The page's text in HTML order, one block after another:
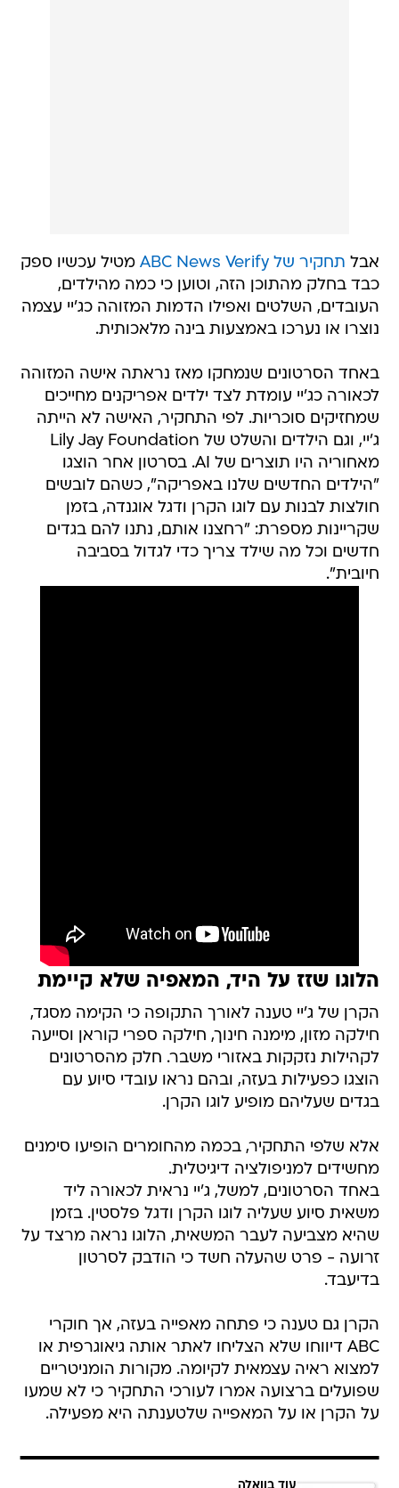
אבל תחקיר של ABC News Verify
מטיל עכשיו ספק
כבד בחלק מהתוכן הזה, וטוען כי כמה מהילדים,
העובדים, השלטים ואפילו הדמות המזוהה כג'יי עצמה
נוצרו או נערכו באמצעות בינה מלאכותית.
באחד הסרטונים שנמחקו מאז נראתה אישה המזוהה
לכאורה כג'יי עומדת לצד ילדים אפריקנים מחייכים
שמחזיקים סוכריות. לפי התחקיר, האישה לא הייתה
ג'יי, וגם הילדים והשלט של Lily Jay Foundation
מאחוריה היו תוצרים של AI. בסרטון אחר הוצגו
"הילדים החדשים שלנו באפריקה", כשהם לובשים
חולצות לבנות עם לוגו הקרן ודגל אוגנדה, בזמן
שקריינות מספרת: "רחצנו אותם, נתנו להם בגדים
חדשים וכל מה שילד צריך כדי לגדול בסביבה
חיובית".
הלוגו שזז על היד, המאפיה שלא קיימת
הקרן של ג'יי טענה לאורך התקופה כי הקימה מסגד,
חילקה מזון, מימנה חינוך, חילקה ספרי קוראן וסייעה
לקהילות נזקקות באזורי משבר. חלק מהסרטונים
הוצגו כפעילות בעזה, ובהם נראו עובדי סיוע עם
בגדים שעליהם מופיע לוגו הקרן.
אלא שלפי התחקיר, בכמה מהחומרים הופיעו סימנים
מחשידים למניפולציה דיגיטלית.
באחד הסרטונים, למשל, ג'יי נראית לכאורה ליד
משאית סיוע שעליה לוגו הקרן ודגל פלסטין. בזמן
שהיא מצביעה לעבר המשאית, הלוגו נראה מרצד על
זרועה - פרט שהעלה חשד כי הודבק לסרטון
בדיעבד.
הקרן גם טענה כי פתחה מאפייה בעזה, אך חוקרי
ABC דיווחו שלא הצליחו לאתר אותה גיאוגרפית או
למצוא ראיה עצמאית לקיומה. מקורות הומניטריים
שפועלים ברצועה אמרו לעורכי התחקיר כי לא שמעו
על הקרן או על המאפייה שלטענתה היא מפעילה.
עוד בוואלה